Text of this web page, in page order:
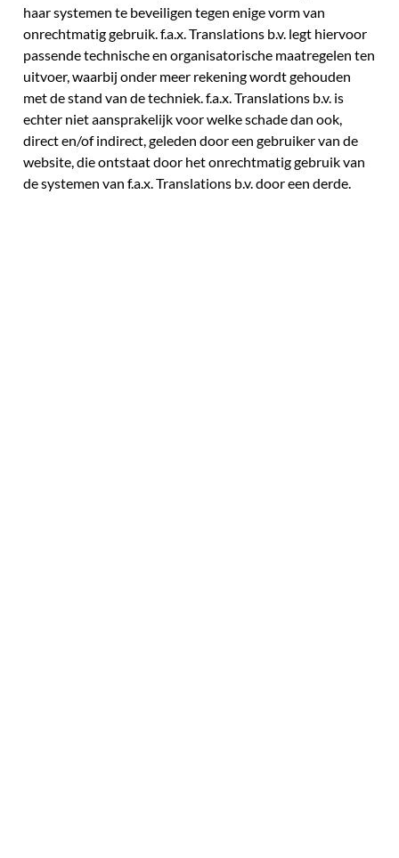
haar systemen te beveiligen tegen enige vorm van
onrechtmatig gebruik. f.a.x. Translations b.v. legt hiervoor
passende technische en organisatorische maatregelen ten
uitvoer, waarbij onder meer rekening wordt gehouden
met de stand van de techniek. f.a.x. Translations b.v. is
echter niet aansprakelijk voor welke schade dan ook,
direct en/of indirect, geleden door een gebruiker van de
website, die ontstaat door het onrechtmatig gebruik van
de systemen van f.a.x. Translations b.v. door een derde.